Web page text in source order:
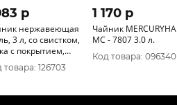
p
нержавеющая
с покрытием,
GS-
2
товара: 126703
1 170 p
Чайник
MC - 7807 3.0 л.
Код товара: 096340